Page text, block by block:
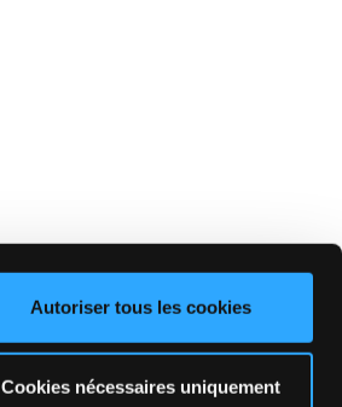
Autoriser tous les cookies
Cookies nécessaires uniquement